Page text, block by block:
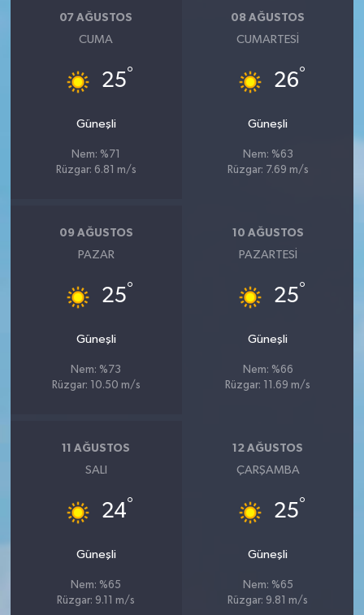
07 AĞUSTOS
CUMA
25°
Güneşli
Nem: %71
Rüzgar: 6.81 m/s
08 AĞUSTOS
CUMARTESI
26°
Güneşli
Nem: %63
Rüzgar: 7.69 m/s
09 AĞUSTOS
PAZAR
25°
Güneşli
Nem: %73
Rüzgar: 10.50 m/s
10 AĞUSTOS
PAZARTESI
25°
Güneşli
Nem: %66
Rüzgar: 11.69 m/s
11 AĞUSTOS
SALI
24°
Güneşli
Nem: %65
Rüzgar: 9.11 m/s
12 AĞUSTOS
ÇARŞAMBA
25°
Güneşli
Nem: %65
Rüzgar: 9.81 m/s